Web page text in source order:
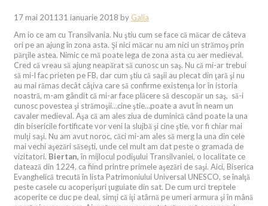
17 mai 201131 ianuarie 2018 by Galia
Am io ce am cu Transilvania. Nu ştiu cum se face că măcar de câteva
ori pe an ajung în zona asta. Şi nici măcar nu am nici un strămoş prin
părţile astea. Nimic ce mă poate lega de zona asta cu aer medieval.
Cred că vreau să ajung neapărat să cunosc un saş. Nu că mi-ar trebui
să mi-l fac prieten pe FB, dar cum ştiu că saşii au plecat din ţară şi nu
au mai rămas decât câţiva care să confirme existenţa lor în istoria
noastră, m-am gândit că mi-ar face plăcere să descopăr un saş, să-i
cunosc povestea şi strămoşii…cine ştie…poate a avut în neam un
cavaler medieval. Aşa că am ales ziua de duminică când poate la una
din bisericile fortificate vor veni la slujbă şi cine ştie, vor fi chiar mai
mulţi saşi. Nu am avut noroc, căci mi-am ales să merg la una din cele
mai vechi aşezări săseşti, unde cel mult am dat peste o gramada de
vizitatori. Biertan,în mijlocul podişului Transilvaniei, o localitate ce
datează din 1224, ca fiind printre primele aşezări de saşi. Aici, Biserica
Evanghelică trecută în lista Patrimoniului Universal UNESCO, se înalţă
peste casele cu acoperişuri ţuguiate din sat. De cum urci treptele
acoperite ce duc pe deal, simţi că iţi atârnă pe umeri armura şi în mână